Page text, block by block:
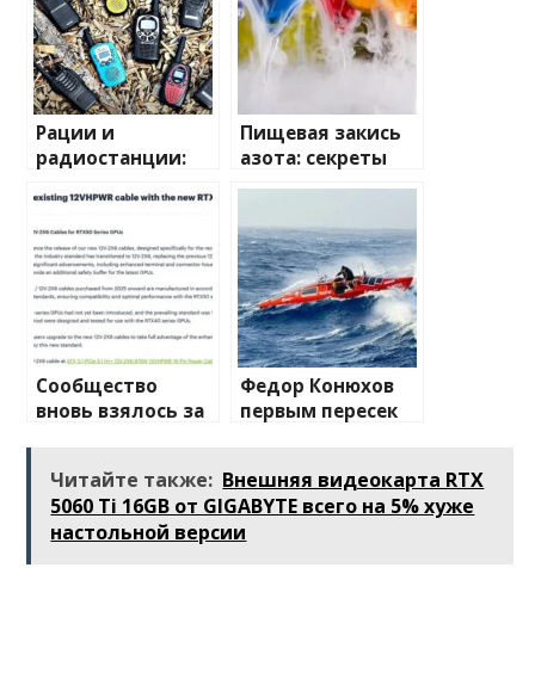
Рации и
радиостанции:
путеводитель по
миру
беспроводной
связи
Пищевая закись
азота: секреты
применения и
Сообщество
вновь взялось за
разъема 12V-2×6
Федор Конюхов
первым пересек
весельной лодке
Читайте также: Внешняя видеокарта RTX
5060 Ti 16GB от GIGABYTE всего на 5% хуже
настольной версии